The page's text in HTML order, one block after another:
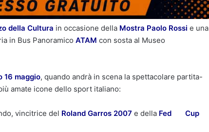
della Cultura in occasione della Mostra Paolo Rossi e una
in Bus Panoramico ATAM con sosta al Museo
16 maggio, quando andrà in scena la spettacolare partita-
amate icone dello sport italiano:
vincitrice del Roland Garros 2007 e della Fed Cup